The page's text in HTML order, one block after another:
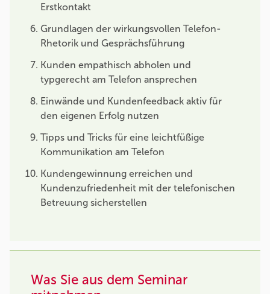
Erstkontakt
Grundlagen der wirkungsvollen Telefon-
Rhetorik und Gesprächsführung
Kunden empathisch abholen und
typgerecht am Telefon ansprechen
Einwände und Kundenfeedback aktiv für
den eigenen Erfolg nutzen
Tipps und Tricks für eine leichtfüßige
Kommunikation am Telefon
Kundengewinnung erreichen und
Kundenzufriedenheit mit der telefonischen
Betreuung sicherstellen
Was Sie aus dem Seminar